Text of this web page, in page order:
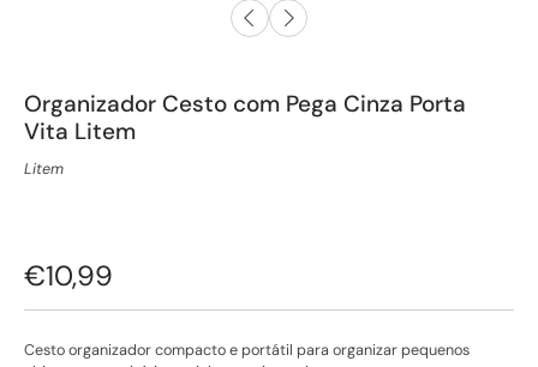
Organizador Cesto com Pega Cinza Porta
Vita Litem
Litem
€10,99
Cesto organizador compacto e portátil para organizar pequenos